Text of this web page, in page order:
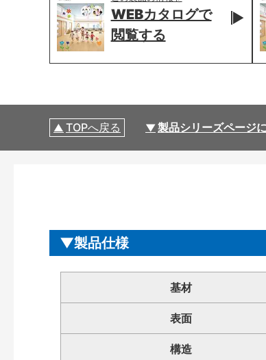
WEBカタログで
閲覧する
TOPへ戻る 製品シリーズページ
製品仕様
基材
表面
構造